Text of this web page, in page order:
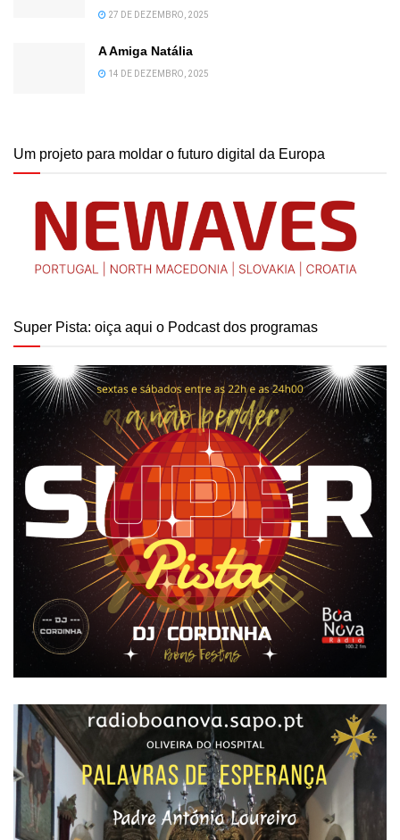
27 DE DEZEMBRO, 2025
A Amiga Natália
14 DE DEZEMBRO, 2025
Um projeto para moldar o futuro digital da Europa
Super Pista: oiça aqui o Podcast dos programas